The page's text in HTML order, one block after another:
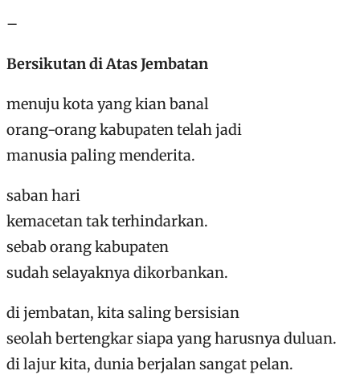
–
Bersikutan di Atas Jembatan
menuju kota yang kian banal
orang-orang kabupaten telah jadi
manusia paling menderita.
saban hari
kemacetan tak terhindarkan.
sebab orang kabupaten
sudah selayaknya dikorbankan.
di jembatan, kita saling bersisian
seolah bertengkar siapa yang harusnya duluan.
di lajur kita, dunia berjalan sangat pelan.